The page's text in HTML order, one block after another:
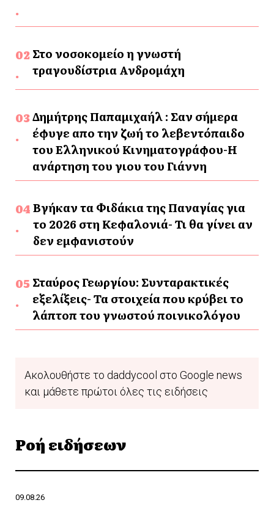
Στο νοσοκομείο η γνωστή
τραγουδίστρια Ανδρομάχη
Δημήτρης Παπαμιχαήλ : Σαν σήμερα
έφυγε απο την ζωή το λεβεντόπαιδο
του Ελληνικού Κινηματογράφου-Η
ανάρτηση του γιου του Γιάννη
Βγήκαν τα Φιδάκια της Παναγίας για
το 2026 στη Κεφαλονιά- Τι θα γίνει αν
δεν εμφανιστούν
Σταύρος Γεωργίου: Συνταρακτικές
εξελίξεις- Τα στοιχεία που κρύβει το
λάπτοπ του γνωστού ποινικολόγου
Ακολουθήστε το daddycool στο Google news
και μάθετε πρώτοι όλες τις ειδήσεις
Ροή ειδήσεων
09.08.26